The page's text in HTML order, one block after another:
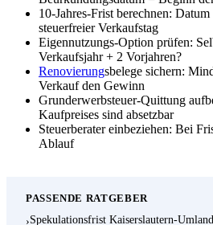
10-Jahres-Frist berechnen:
steuerfreier Verkaufstag
Eigennutzungs-Option prüfen:
Verkaufsjahr + 2 Vorjahren?
Renovierungsbelege sichern:
Verkauf den Gewinn
Grunderwerbsteuer-Quittung
Kaufpreises sind absetzbar
Steuerberater einbeziehen: Bei
Ablauf
PASSENDE RATGEBER
›Spekulationsfrist Kaiserslautern-